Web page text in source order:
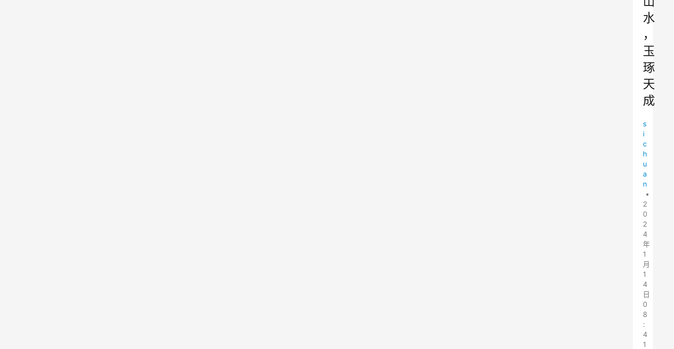
水
，
玉
琢
天
成
s
i
c
h
u
a
n
•
2
0
2
4
年
1
月
1
4
日
0
8
:
4
1